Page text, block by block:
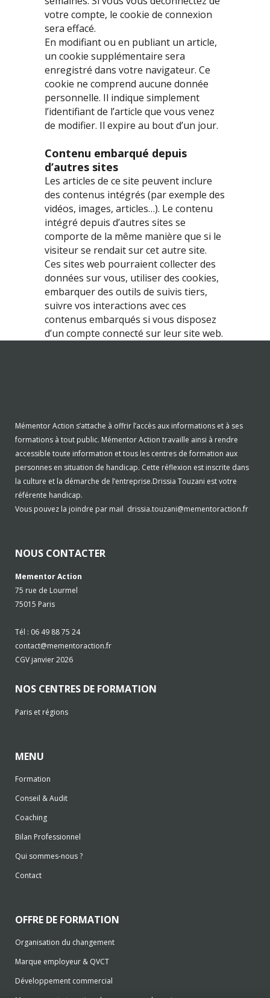
votre compte, le cookie de connexion
sera effacé.
En modifiant ou en publiant un article,
un cookie supplémentaire sera
enregistré dans votre navigateur. Ce
cookie ne comprend aucune donnée
personnelle. Il indique simplement
l’identifiant de l’article que vous venez
de modifier. Il expire au bout d’un jour.
Contenu embarqué depuis
d’autres sites
Les articles de ce site peuvent inclure
des contenus intégrés (par exemple des
vidéos, images, articles…). Le contenu
intégré depuis d’autres sites se
comporte de la même manière que si le
visiteur se rendait sur cet autre site.
Ces sites web pourraient collecter des
données sur vous, utiliser des cookies,
embarquer des outils de suivis tiers,
suivre vos interactions avec ces
contenus embarqués si vous disposez
d’un compte connecté sur leur site web.
Mémentor Action s’attache à offrir l’accès aux informations et à ses
formations à tout public. Mémentor Action travaille ainsi à rendre
accessible toute information et tous les centres de formation aux
personnes en situation de handicap. Cette réflexion est inscrite dans
la culture et la démarche de l’entreprise.Drissia Touzani est votre
référente handicap.
Vous pouvez la joindre par mail drissia.touzani@mementoraction.fr
NOUS CONTACTER
Mementor Action
75 rue de Lourmel
75015 Paris
Tél : 06 49 88 75 24
contact@mementoraction.fr
CGV janvier 2026
NOS CENTRES DE FORMATION
Paris et régions
MENU
Formation
Conseil & Audit
Coaching
Bilan Professionnel
Qui sommes-nous ?
Contact
OFFRE DE FORMATION
Organisation du changement
Marque employeur & QVCT
Développement commercial